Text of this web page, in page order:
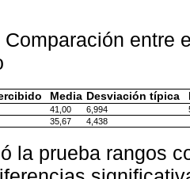
Comparación entre
Media Desviación típica
41,00 6,994
35,67 4,438
la prueba rangos